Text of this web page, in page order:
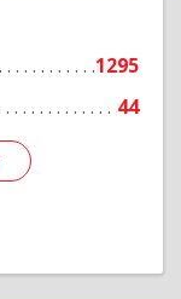
1295
44